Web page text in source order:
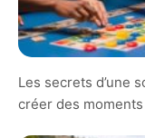
Les secrets d’une
créer des